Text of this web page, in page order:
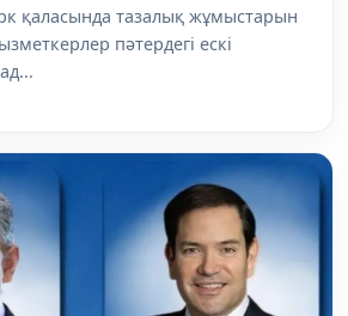
тазалық жұмыстарын
пәтердегі ескі